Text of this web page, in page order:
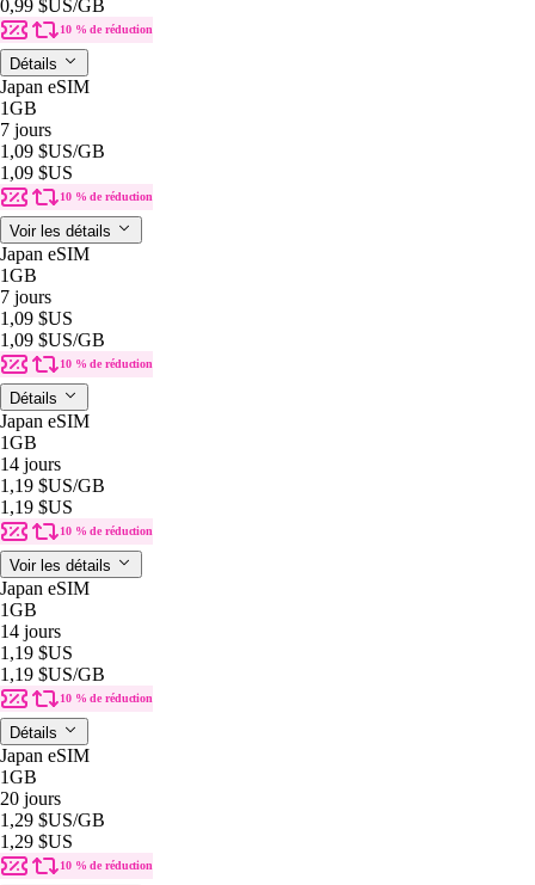
0,99 $US/GB
10 % de réduction
Détails
Japan eSIM
1GB
7 jours
1,09 $US/GB
1,09 $US
10 % de réduction
Voir les détails
Japan eSIM
1GB
7 jours
1,09 $US
1,09 $US/GB
10 % de réduction
Détails
Japan eSIM
1GB
14 jours
1,19 $US/GB
1,19 $US
10 % de réduction
Voir les détails
Japan eSIM
1GB
14 jours
1,19 $US
1,19 $US/GB
10 % de réduction
Détails
Japan eSIM
1GB
20 jours
1,29 $US/GB
1,29 $US
10 % de réduction